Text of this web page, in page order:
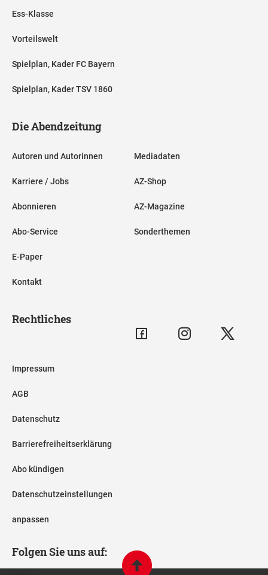
Ess-Klasse
Vorteilswelt
Spielplan, Kader FC Bayern
Spielplan, Kader TSV 1860
Die Abendzeitung
Autoren und Autorinnen
Karriere / Jobs
Abonnieren
Abo-Service
E-Paper
Kontakt
Mediadaten
AZ-Shop
AZ-Magazine
Sonderthemen
Rechtliches
Impressum
AGB
Datenschutz
Barrierefreiheitserklärung
Abo kündigen
Datenschutzeinstellungen
anpassen
Folgen Sie uns auf: